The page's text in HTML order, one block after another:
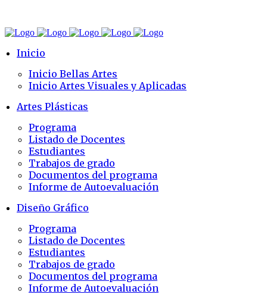
Inicio
Inicio Bellas Artes
Inicio Artes Visuales y Aplicadas
Artes Plásticas
Programa
Listado de Docentes
Estudiantes
Trabajos de grado
Documentos del programa
Informe de Autoevaluación
Diseño Gráfico
Programa
Listado de Docentes
Estudiantes
Trabajos de grado
Documentos del programa
Informe de Autoevaluación